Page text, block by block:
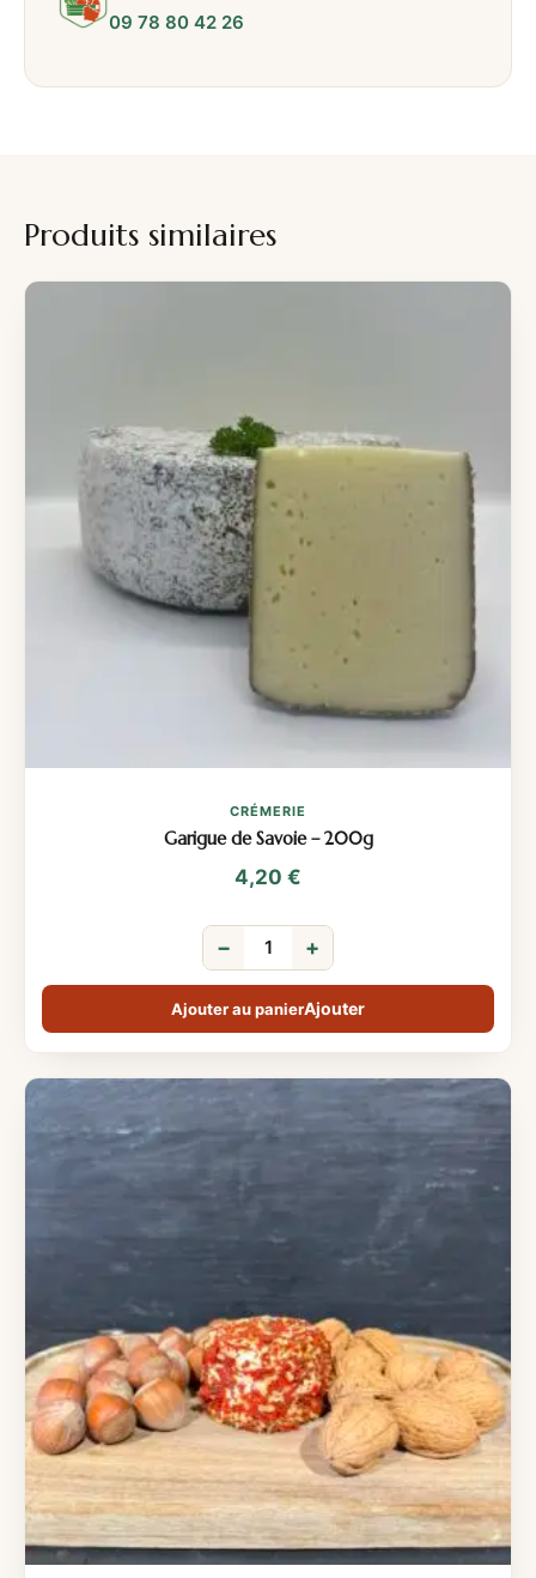
09 78 80 42 26
Produits similaires
CRÉMERIE
Garigue de Savoie – 200g
4,20 €
− +
Ajouter au panier